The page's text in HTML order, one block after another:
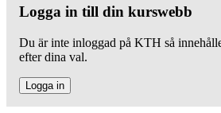
Logga in till din kurswebb
Du är inte inloggad på KTH så
efter dina val.
Logga in